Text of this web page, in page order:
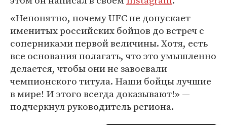
«Непонятно, почему UFC не допускает
именитых российских бойцов до встреч с
соперниками первой величины. Хотя, есть
все основания полагать, что это умышленно
делается, чтобы они не завоевали
чемпионского титула. Наши бойцы лучшие
в мире! И этого всегда доказывают!» —
подчеркнул руководитель региона.